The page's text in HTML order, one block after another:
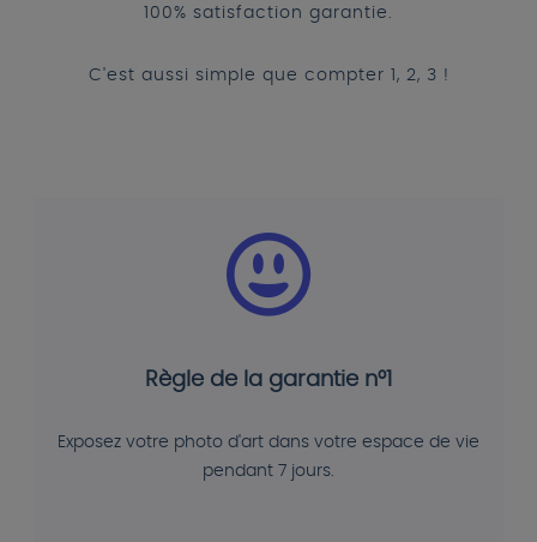
100% satisfaction garantie.
C'est aussi simple que compter 1, 2, 3 !
Règle de la garantie n°1
Exposez votre photo d'art dans votre espace de vie
pendant 7 jours.